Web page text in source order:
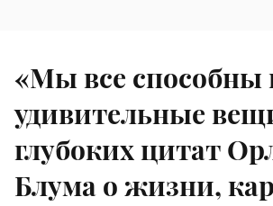
«Мы все способны
удивительные
глубоких цитат
Блума о жизни,